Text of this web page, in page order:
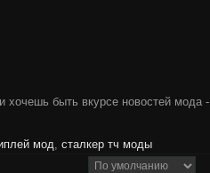
хочешь быть вкурсе новостей мода -
мод, сталкер тч моды